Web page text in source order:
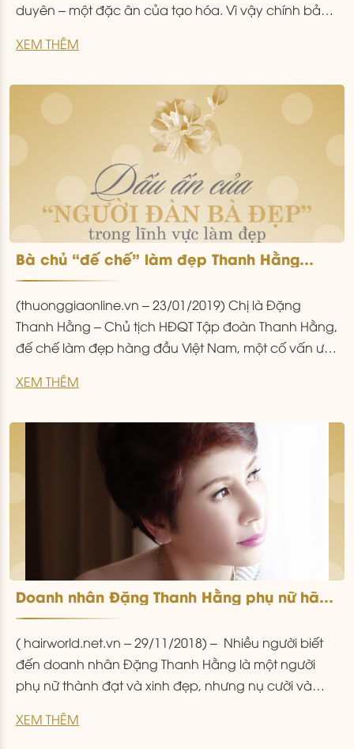
duyên – một đặc ân của tạo hóa. Vì vậy chính bản
vậy, phải cố gắng vượt lên, mang lại giá trị
XEM THÊM
Bà chủ “đế chế” làm đẹp Thanh Hằng
Beauty Medi: Tâm – Tài và Ước mơ của một
(thuonggiaonline.vn – 23/01/2019) Chị là Đặng
Thanh Hằng – Chủ tịch HĐQT Tập đoàn Thanh Hằng,
đế chế làm đẹp hàng đầu Việt Nam, một cố vấn ưu
doanh nhân có tâm, có tầm, có tài và không ngừng
XEM THÊM
Doanh nhân Đặng Thanh Hằng phụ nữ hãy
biết trân trọng, yêu thương bản thân mình
( hairworld.net.vn – 29/11/2018) – Nhiều người biết
đến doanh nhân Đặng Thanh Hằng là một người
phụ nữ thành đạt và xinh đẹp, nhưng nụ cười và
những giây phút rạng rỡ ngoài kia là những khoảng
XEM THÊM